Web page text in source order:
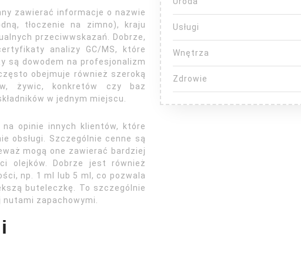
zawierać informacje o nazwie
tłoczenie na zimno), kraju
przeciwwskazań. Dobrze,
analizy GC/MS, które
są dowodem na profesjonalizm
obejmuje również szeroką
żywic, konkretów czy baz
w jednym miejscu.
opinie innych klientów, które
obsługi. Szczególnie cenne są
mogą one zawierać bardziej
olejków. Dobrze jest również
np. 1 ml lub 5 ml, co pozwala
buteleczkę. To szczególnie
zapachowymi.
Usługi
Wnętrza
Zdrowie